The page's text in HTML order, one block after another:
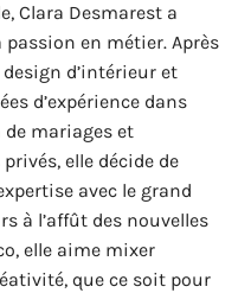
Clara Desmarest a
en métier. Après
d’intérieur et
d’expérience dans
de mariages et
privés, elle décide de
avec le grand
à l’affût des nouvelles
elle aime mixer
que ce soit pour